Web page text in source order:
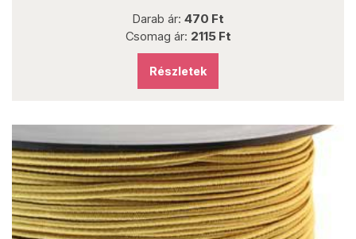
Darab ár: 470 Ft
Csomag ár: 2115 Ft
Részletek